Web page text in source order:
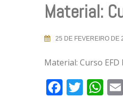
Material:
25 DE FEVEREIRO DE
Material: Curso EFD
Facebook